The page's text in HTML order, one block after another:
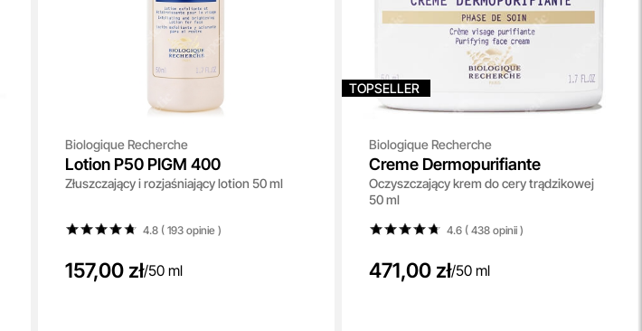
Biologique Recherche
Lotion P50 PIGM 400
Złuszczający i rozjaśniający lotion 50 ml
4.8 ( 193opinie)
157,00 zł/50 ml
TOPSELLER
Biologique Recherche
Creme Dermopurifiante
Oczyszczający krem do cery trądzikowej
50 ml
4.6 ( 438opinii)
471,00 zł/50 ml